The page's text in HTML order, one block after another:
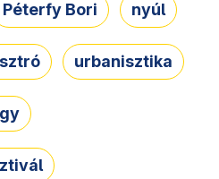
Péterfy Bori nyúl
urbanisztika